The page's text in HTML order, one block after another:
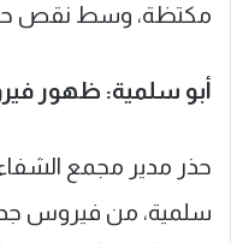
مكتظة، وسط نقص حاد
أبو سلمية: ظهور
حذر مدير مجمع
سلمية، من فيروس